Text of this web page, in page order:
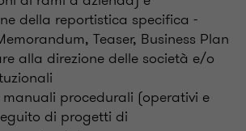
della reportistica specifica -
Teaser, Business Plan
alla direzione delle società e/o
manuali procedurali (operativi e
di progetti di